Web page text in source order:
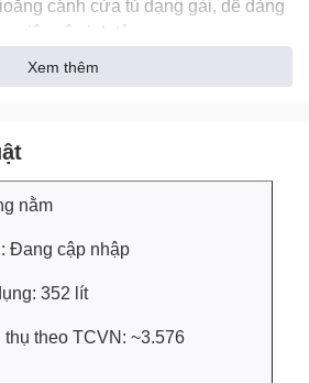
cánh cửa tủ dạng gài, dễ dàng
việc vệ sinh tủ.
sơn tĩnh điện bề mặt phẳng, mịn
nhiệt khoảng ≤ -18°C.
sử dụng 352 lít, đáp ứng nhu cầu
tiệm tạp hóa có quy mô kinh
Xem thêm
nằm
Đang cập nhập
352 lít
theo TCVN: ~3.576